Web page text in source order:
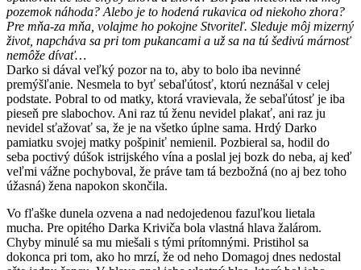
pozemok náhoda? Alebo je to hodená rukavica od niekoho zhora?
Pre mňa-za mňa, volajme ho pokojne Stvoriteľ. Sleduje môj mizerný
život, napcháva sa pri tom pukancami a už sa na tú šedivú márnosť
nemôže dívať…
Darko si dával veľký pozor na to, aby to bolo iba nevinné
premýšľanie. Nesmela to byť sebaľútosť, ktorú neznášal v celej
podstate. Pobral to od matky, ktorá vravievala, že sebaľútosť je iba
pieseň pre slabochov. Ani raz tú ženu nevidel plakať, ani raz ju
nevidel sťažovať sa, že je na všetko úplne sama. Hrdý Darko
pamiatku svojej matky pošpiniť nemienil. Pozbieral sa, hodil do
seba poctivý dúšok istrijského vína a poslal jej bozk do neba, aj keď
veľmi vážne pochyboval, že práve tam tá bezbožná (no aj bez toho
úžasná) žena napokon skončila.
Vo fľaške dunela ozvena a nad nedojedenou fazuľkou lietala
mucha. Pre opitého Darka Kriviča bola vlastná hlava žalárom.
Chyby minulé sa mu miešali s tými prítomnými. Pristihol sa
dokonca pri tom, ako ho mrzí, že od neho Domagoj dnes nedostal